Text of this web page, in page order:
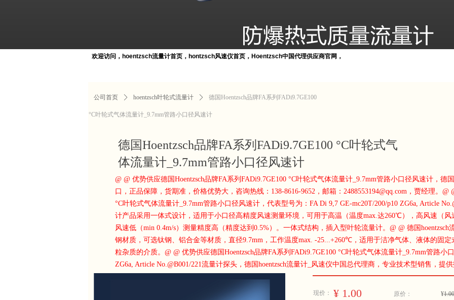
欢迎访问，hoentzsch流量计首页，hontzsch风速仪首页，Hoentzsch中国代理供应商官网 ，
公司首页 ꄲ hoentzsch叶轮式流量计 ꄲ 德国Hoentzsch品牌FA系列FADi9.7GE100
°C叶轮式气体流量计_9.7mm管路小口径风速计
德国Hoentzsch品牌FA系列FADi9.7GE100 °C叶轮式气
体流量计_9.7mm管路小口径风速计
@ @ 优势供应德国Hoentzsch品牌FA系列FADi9.7GE100 °C叶轮式气体流量计_9.7mm管路小口径风速计，德
口，正品保障，货期准，价格优势大，咨询热线：138-8616-9652，邮箱：2488553194@qq.com，贾经理。@
°C叶轮式气体流量计_9.7mm管路小口径风速计，代表型号为：FA Di 9,7 GE-mc20T/200/p10 ZG6a, Article
计产品采用一体式设计，适用于小口径高精度风速测量环境，可用于高温（温度max.达260℃），高风速（风
风速低（min 0.4m/s）测量精度高（精度达到0.5%）。一体式结构，插入型叶轮流量计。@ @ 德国
钢材质，可选钛钢、铝合金等材质，直径9.7mm，工作温度max. -25...+260℃，适用于洁净气体、液体的固
粒杂质的介质。@ @ 优势供应德国Hoentzsch品牌FA系列FADi9.7GE100 °C叶轮式气体流量计_9.7mm管路小
ZG6a, Article No.@B001/221流量计探头，德国hoentzsch流量计_风速仪中国总代理商，专业技术型销售，提
现价： ¥ 1.00 原价： ¥1.00